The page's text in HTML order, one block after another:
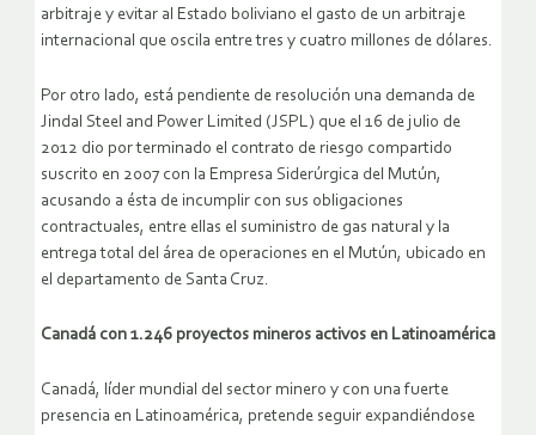
arbitraje y evitar al Estado boliviano el gasto de un arbitraje
internacional que oscila entre tres y cuatro millones de dólares.
Por otro lado, está pendiente de resolución una demanda de
Jindal Steel and Power Limited (JSPL) que el 16 de julio de
2012 dio por terminado el contrato de riesgo compartido
suscrito en 2007 con la Empresa Siderúrgica del Mutún,
acusando a ésta de incumplir con sus obligaciones
contractuales, entre ellas el suministro de gas natural y la
entrega total del área de operaciones en el Mutún, ubicado en
el departamento de Santa Cruz.
Canadá con 1.246 proyectos mineros activos en Latinoamérica
Canadá, líder mundial del sector minero y con una fuerte
presencia en Latinoamérica, pretende seguir expandiéndose